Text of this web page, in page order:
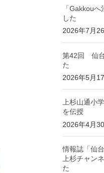
「Gakkou
した
2026年7月
第42回 仙台
た
2026年5月
上杉山通小
を伝授
2026年4月
情報誌「仙
上杉チャン
た